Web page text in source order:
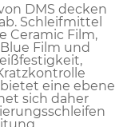
DMS decken
Schleifmittel
Ceramic Film,
Film und
eine ebene
sich daher